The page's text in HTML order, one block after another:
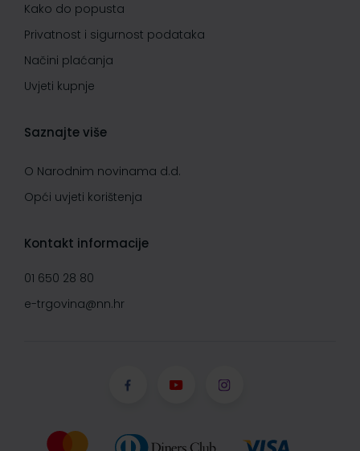
Kako do popusta
Privatnost i sigurnost podataka
Načini plaćanja
Uvjeti kupnje
Saznajte više
O Narodnim novinama d.d.
Opći uvjeti korištenja
Kontakt informacije
01 650 28 80
e-trgovina@nn.hr